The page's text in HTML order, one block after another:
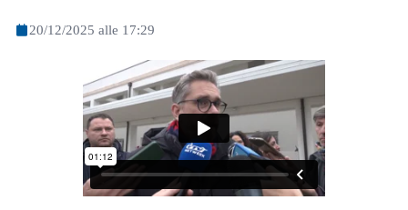
20/12/2025 alle 17:29